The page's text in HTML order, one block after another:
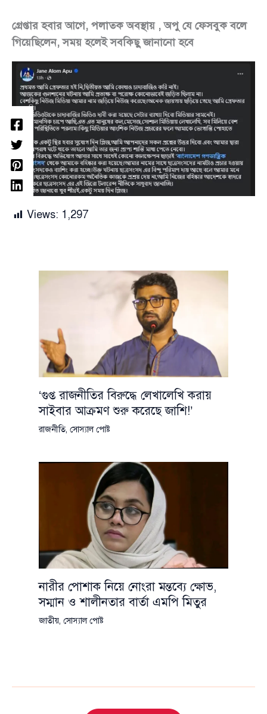
গ্রেপ্তার হবার আগে, পলাতক অবস্থায় , অপু যে ফেসবুক বলে
গিয়েছিলেন, সময় হলেই সবকিছু জানানো হবে
Views: 1,297
‘গুপ্ত রাজনীতির বিরুদ্ধে লেখালেখি করায়
সাইবার আক্রমণ শুরু করেছে জাশি!’
রাজনীতি, সোস্যাল পোষ্ট
নারীর পোশাক নিয়ে নোংরা মন্তব্যে ক্ষোভ,
সম্মান ও শালীনতার বার্তা এমপি মিতুর
জাতীয়, সোস্যাল পোষ্ট